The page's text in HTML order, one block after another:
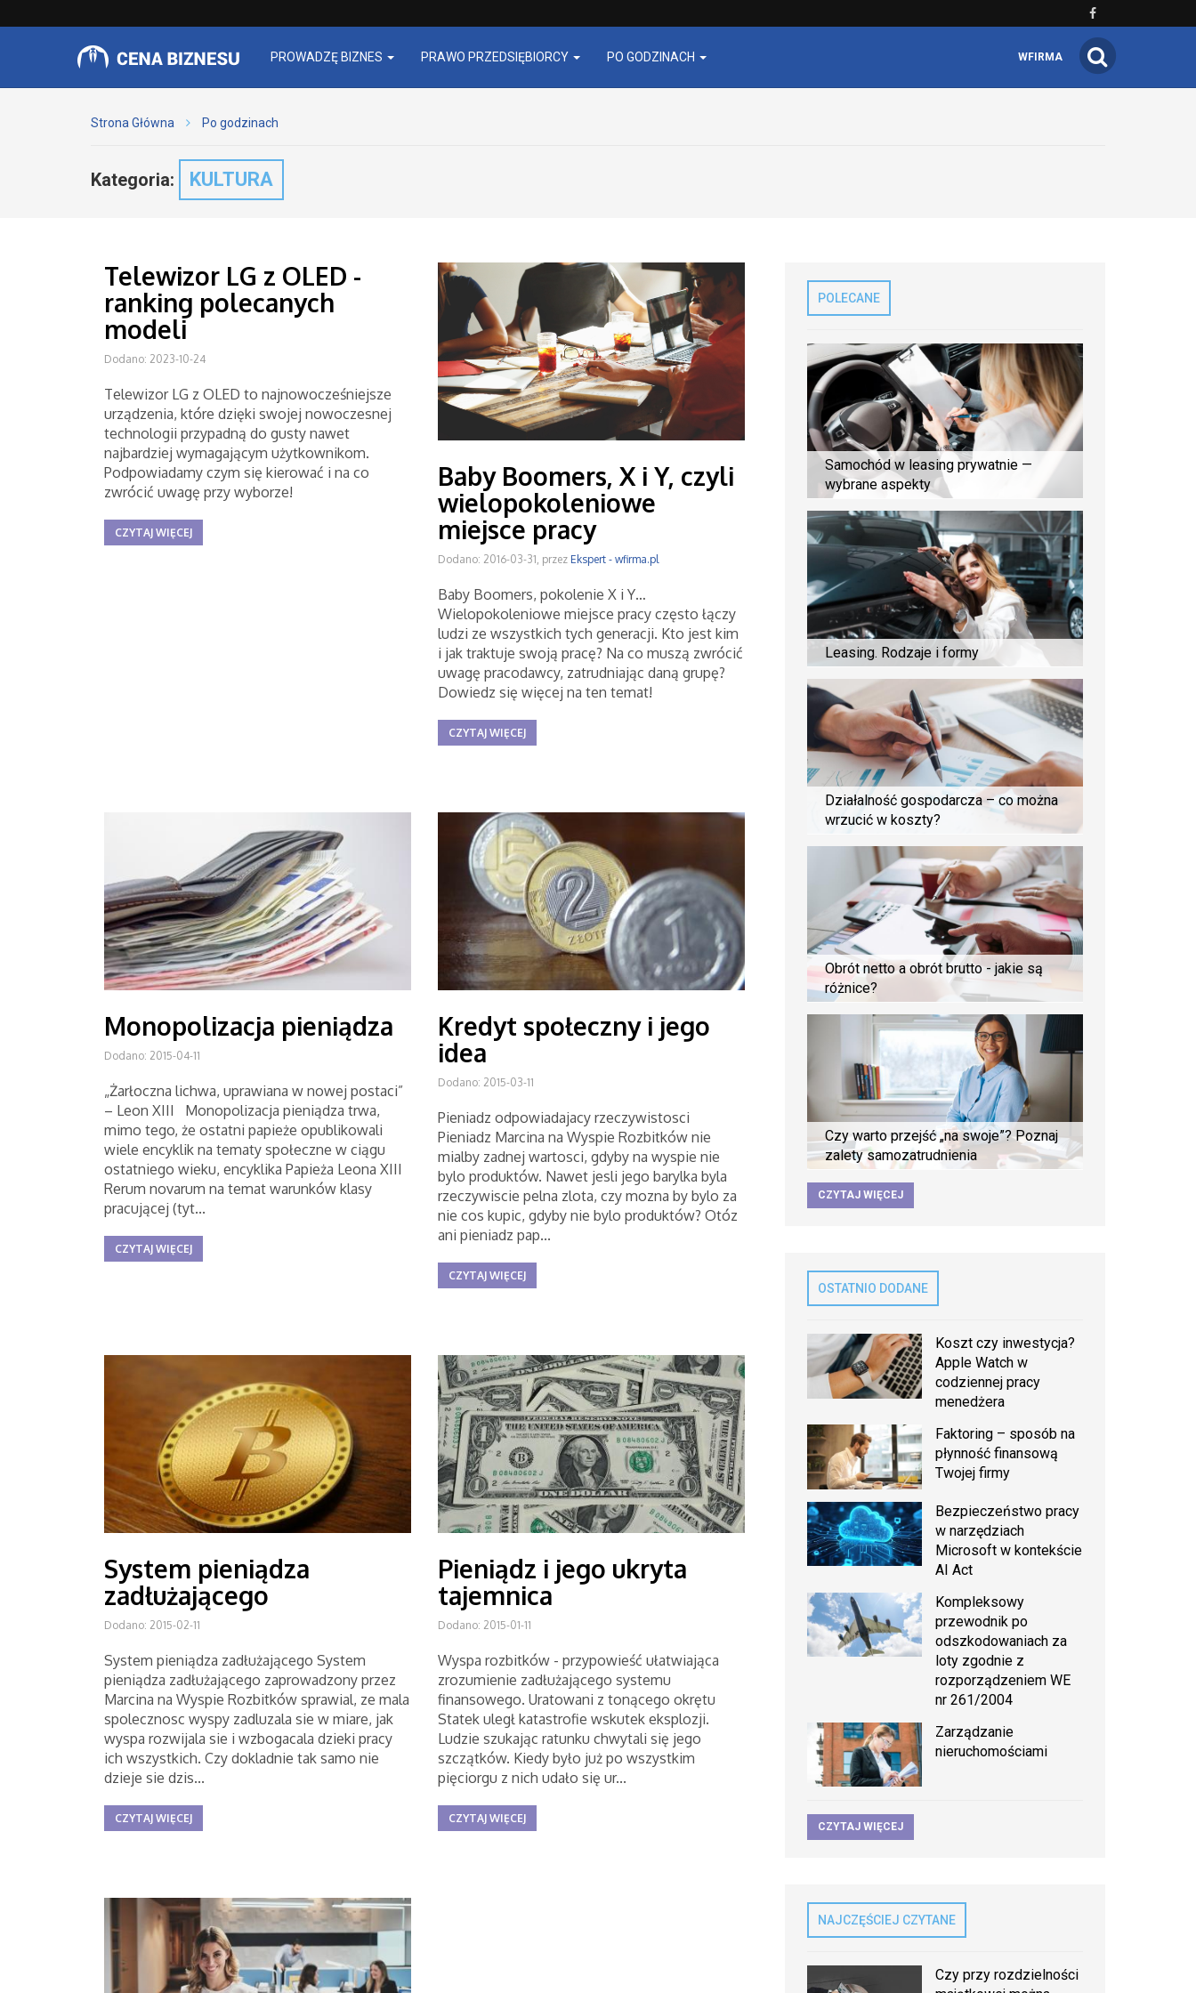
PROWADZĘ BIZNES PRAWO PRZEDSIĘBIORCY PO GODZINACH WFIRMA
Strona Główna Po godzinach
Kategoria: KULTURA
Telewizor LG z OLED -
ranking polecanych
modeli
Dodano: 2023-10-24
Telewizor LG z OLED to najnowocześniejsze
urządzenia, które dzięki swojej nowoczesnej
technologii przypadną do gusty nawet
najbardziej wymagającym użytkownikom.
Podpowiadamy czym się kierować i na co
zwrócić uwagę przy wyborze!
CZYTAJ WIĘCEJ
Baby Boomers, X i Y, czyli
wielopokoleniowe
miejsce pracy
Dodano: 2016-03-31, przez Ekspert - wfirma.pl
Baby Boomers, pokolenie X i Y…
Wielopokoleniowe miejsce pracy często łączy
ludzi ze wszystkich tych generacji. Kto jest kim
i jak traktuje swoją pracę? Na co muszą zwrócić
uwagę pracodawcy, zatrudniając daną grupę?
Dowiedz się więcej na ten temat!
CZYTAJ WIĘCEJ
Monopolizacja pieniądza
Dodano: 2015-04-11
„Żarłoczna lichwa, uprawiana w nowej postaci”
– Leon XIII Monopolizacja pieniądza trwa,
mimo tego, że ostatni papieże opublikowali
wiele encyklik na tematy społeczne w ciągu
ostatniego wieku, encyklika Papieża Leona XIII
Rerum novarum na temat warunków klasy
pracującej (tyt...
CZYTAJ WIĘCEJ
Kredyt społeczny i jego
idea
Dodano: 2015-03-11
Pieniadz odpowiadajacy rzeczywistosci
Pieniadz Marcina na Wyspie Rozbitków nie
mialby zadnej wartosci, gdyby na wyspie nie
bylo produktów. Nawet jesli jego barylka byla
rzeczywiscie pelna zlota, czy mozna by bylo za
nie cos kupic, gdyby nie bylo produktów? Otóz
ani pieniadz pap...
CZYTAJ WIĘCEJ
System pieniądza
zadłużającego
Dodano: 2015-02-11
System pieniądza zadłużającego System
pieniądza zadłużającego zaprowadzony przez
Marcina na Wyspie Rozbitków sprawial, ze mala
spolecznosc wyspy zadluzala sie w miare, jak
wyspa rozwijala sie i wzbogacala dzieki pracy
ich wszystkich. Czy dokladnie tak samo nie
dzieje sie dzis...
CZYTAJ WIĘCEJ
Pieniądz i jego ukryta
tajemnica
Dodano: 2015-01-11
Wyspa rozbitków - przypowieść ułatwiająca
zrozumienie zadłużającego systemu
finansowego. Uratowani z tonącego okrętu
Statek uległ katastrofie wskutek eksplozji.
Ludzie szukając ratunku chwytali się jego
szczątków. Kiedy było już po wszystkim
pięciorgu z nich udało się ur...
CZYTAJ WIĘCEJ
POLECANE
Samochód w leasing prywatnie —
wybrane aspekty
Leasing. Rodzaje i formy
Działalność gospodarcza – co można
wrzucić w koszty?
Obrót netto a obrót brutto - jakie są
różnice?
Czy warto przejść „na swoje”? Poznaj
zalety samozatrudnienia
CZYTAJ WIĘCEJ
OSTATNIO DODANE
Koszt czy inwestycja?
Apple Watch w
codziennej pracy
menedżera
Faktoring – sposób na
płynność finansową
Twojej firmy
Bezpieczeństwo pracy
w narzędziach
Microsoft w kontekście
AI Act
Kompleksowy
przewodnik po
odszkodowaniach za
loty zgodnie z
rozporządzeniem WE
nr 261/2004
Zarządzanie
nieruchomościami
CZYTAJ WIĘCEJ
NAJCZĘŚCIEJ CZYTANE
Czy przy rozdzielności